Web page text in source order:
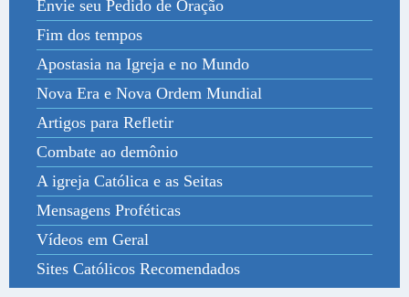
Envie seu Pedido de Oração
Fim dos tempos
Apostasia na Igreja e no Mundo
Nova Era e Nova Ordem Mundial
Artigos para Refletir
Combate ao demônio
A igreja Católica e as Seitas
Mensagens Proféticas
Vídeos em Geral
Sites Católicos Recomendados